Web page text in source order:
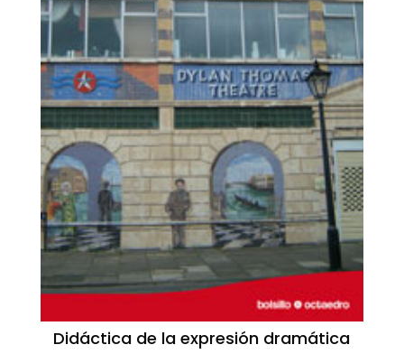
Didáctica de la expresión dramática